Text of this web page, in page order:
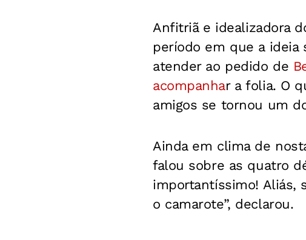
Anfitriã e idealizadora
período em que a ideia
atender ao pedido de
acompanhar a folia. O
amigos se tornou um
Ainda em clima de
falou sobre as quatro
importantíssimo! Aliás,
o camarote”, declarou.